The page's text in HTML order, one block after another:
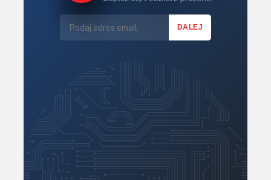
Technika μP, μC, PLD
Termometry i termostaty